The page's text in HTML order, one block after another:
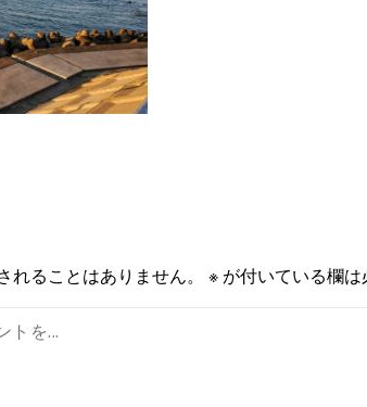
ることはありません。 ※ が付いている欄